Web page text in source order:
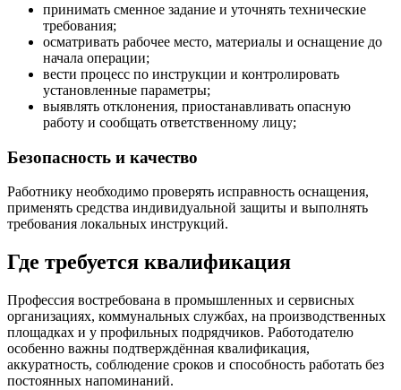
принимать сменное задание и уточнять технические
требования;
осматривать рабочее место, материалы и оснащение до
начала операции;
вести процесс по инструкции и контролировать
установленные параметры;
выявлять отклонения, приостанавливать опасную
работу и сообщать ответственному лицу;
Безопасность и качество
Работнику необходимо проверять исправность оснащения,
применять средства индивидуальной защиты и выполнять
требования локальных инструкций.
Где требуется квалификация
Профессия востребована в промышленных и сервисных
организациях, коммунальных службах, на производственных
площадках и у профильных подрядчиков. Работодателю
особенно важны подтверждённая квалификация,
аккуратность, соблюдение сроков и способность работать без
постоянных напоминаний.